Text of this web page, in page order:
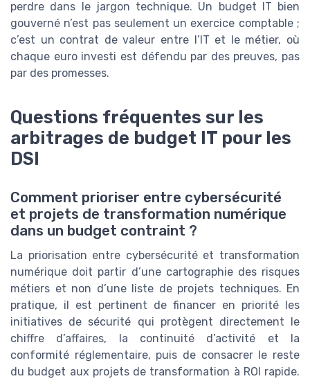
perdre dans le jargon technique. Un budget IT bien
gouverné n’est pas seulement un exercice comptable ;
c’est un contrat de valeur entre l’IT et le métier, où
chaque euro investi est défendu par des preuves, pas
par des promesses.
Questions fréquentes sur les
arbitrages de budget IT pour les
DSI
Comment prioriser entre cybersécurité
et projets de transformation numérique
dans un budget contraint ?
La priorisation entre cybersécurité et transformation
numérique doit partir d’une cartographie des risques
métiers et non d’une liste de projets techniques. En
pratique, il est pertinent de financer en priorité les
initiatives de sécurité qui protègent directement le
chiffre d’affaires, la continuité d’activité et la
conformité réglementaire, puis de consacrer le reste
du budget aux projets de transformation à ROI rapide.